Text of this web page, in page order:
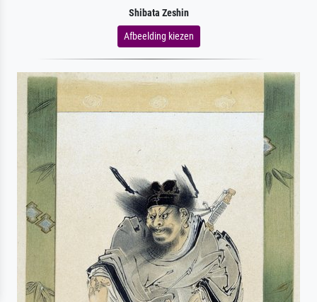
Shibata Zeshin
Afbeelding kiezen